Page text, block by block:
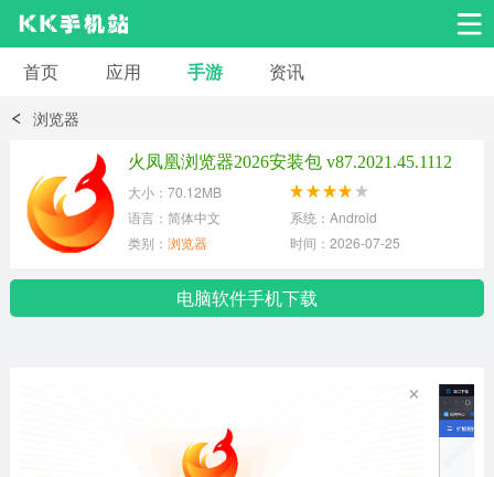
安卓应用
小说漫画
首页 应用 手游 资讯
浏览器
火凤凰浏览器2026安装包 v87.2021.45.1112
大小：70.12MB
语言：简体中文
系统：Android
类别： 浏览器 时间：2026-07-25
电脑软件手机下载